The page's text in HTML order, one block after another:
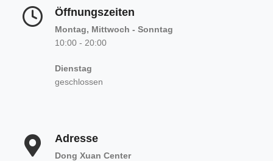
Öffnungszeiten
Montag, Mittwoch - Sonntag
10:00 - 20:00
Dienstag
geschlossen
Adresse
Dong Xuan Center